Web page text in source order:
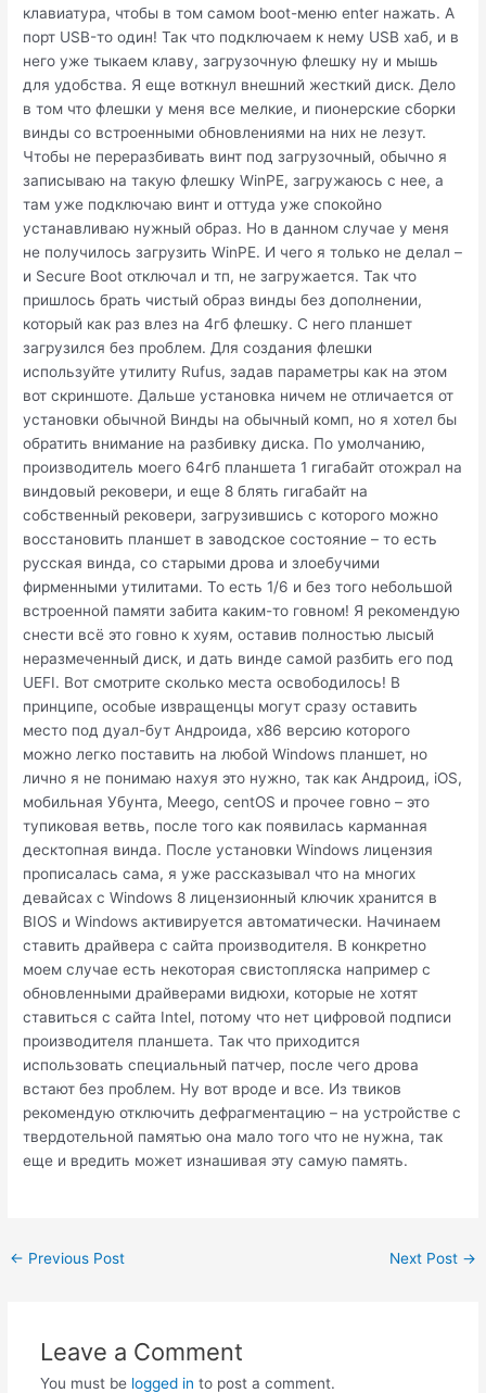
клавиатура, чтобы в том самом boot-меню enter нажать. А
порт USB-то один! Так что подключаем к нему USB хаб, и в
него уже тыкаем клаву, загрузочную флешку ну и мышь
для удобства. Я еще воткнул внешний жесткий диск. Дело
в том что флешки у меня все мелкие, и пионерские сборки
винды со встроенными обновлениями на них не лезут.
Чтобы не переразбивать винт под загрузочный, обычно я
записываю на такую флешку WinPE, загружаюсь с нее, а
там уже подключаю винт и оттуда уже спокойно
устанавливаю нужный образ. Но в данном случае у меня
не получилось загрузить WinPE. И чего я только не делал –
и Secure Boot отключал и тп, не загружается. Так что
пришлось брать чистый образ винды без дополнении,
который как раз влез на 4гб флешку. С него планшет
загрузился без проблем. Для создания флешки
используйте утилиту Rufus, задав параметры как на этом
вот скриншоте. Дальше установка ничем не отличается от
установки обычной Винды на обычный комп, но я хотел бы
обратить внимание на разбивку диска. По умолчанию,
производитель моего 64гб планшета 1 гигабайт отожрал на
виндовый рековери, и еще 8 блять гигабайт на
собственный рековери, загрузившись с которого можно
восстановить планшет в заводское состояние – то есть
русская винда, со старыми дрова и злоебучими
фирменными утилитами. То есть 1/6 и без того небольшой
встроенной памяти забита каким-то говном! Я рекомендую
снести всё это говно к хуям, оставив полностью лысый
неразмеченный диск, и дать винде самой разбить его под
UEFI. Вот смотрите сколько места освободилось! В
принципе, особые извращенцы могут сразу оставить
место под дуал-бут Андроида, x86 версию которого
можно легко поставить на любой Windows планшет, но
лично я не понимаю нахуя это нужно, так как Андроид, iOS,
мобильная Убунта, Meego, centOS и прочее говно – это
тупиковая ветвь, после того как появилась карманная
десктопная винда. После установки Windows лицензия
прописалась сама, я уже рассказывал что на многих
девайсах с Windows 8 лицензионный ключик хранится в
BIOS и Windows активируется автоматически. Начинаем
ставить драйвера с сайта производителя. В конкретно
моем случае есть некоторая свистопляска например с
обновленными драйверами видюхи, которые не хотят
ставиться с сайта Intel, потому что нет цифровой подписи
производителя планшета. Так что приходится
использовать специальный патчер, после чего дрова
встают без проблем. Ну вот вроде и все. Из твиков
рекомендую отключить дефрагментацию – на устройстве с
твердотельной памятью она мало того что не нужна, так
еще и вредить может изнашивая эту самую память.
Post
← Previous Post Next Post →
Leave a Comment
You must be logged in to post a comment.